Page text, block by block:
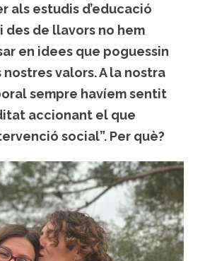
als estudis d’educació
des de llavors no hem
en idees que poguessin
valors. A la nostra
sempre havíem sentit
accionant el que
social”. Per què?